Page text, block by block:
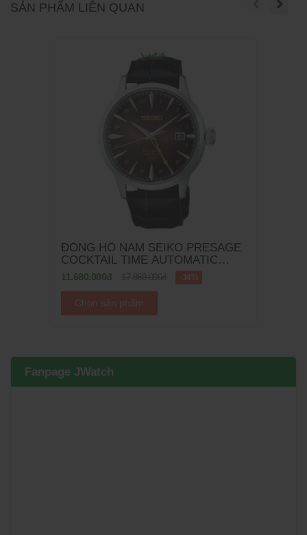
SẢN PHẨM LIÊN QUAN
ĐỒNG HỒ NAM SEIKO PRESAGE
COCKTAIL TIME AUTOMATIC
SSK039J1 - 40.5MM
11.680.000đ -34%
Chọn sản phẩm
Fanpage JWatch